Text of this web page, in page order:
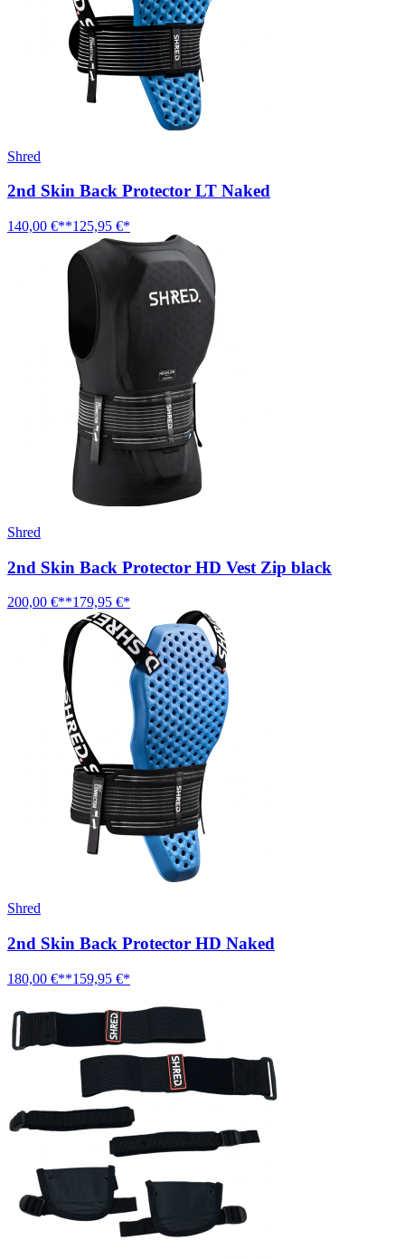
Shred
2nd Skin Back Protector LT Naked
140,00 €**125,95 €*
Shred
2nd Skin Back Protector HD Vest Zip black
200,00 €**179,95 €*
Shred
2nd Skin Back Protector HD Naked
180,00 €**159,95 €*